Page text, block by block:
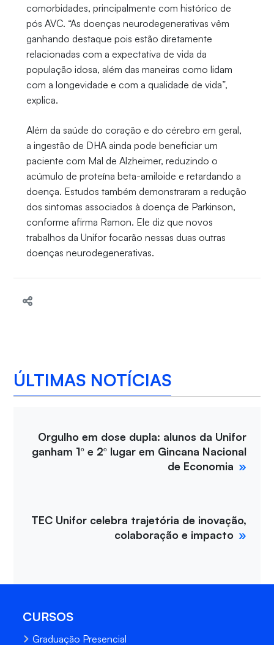
comorbidades, principalmente com histórico de
pós AVC. “As doenças neurodegenerativas vêm
ganhando destaque pois estão diretamente
relacionadas com a expectativa de vida da
população idosa, além das maneiras como lidam
com a longevidade e com a qualidade de vida”,
explica.
Além da saúde do coração e do cérebro em geral,
a ingestão de DHA ainda pode beneficiar um
paciente com Mal de Alzheimer, reduzindo o
acúmulo de proteína beta-amiloide e retardando a
doença. Estudos também demonstraram a redução
dos sintomas associados à doença de Parkinson,
conforme afirma Ramon. Ele diz que novos
trabalhos da Unifor focarão nessas duas outras
doenças neurodegenerativas.
ÚLTIMAS NOTÍCIAS
Orgulho em dose dupla: alunos da Unifor
ganham 1º e 2º lugar em Gincana Nacional
de Economia
TEC Unifor celebra trajetória de inovação,
colaboração e impacto
CURSOS
Graduação Presencial